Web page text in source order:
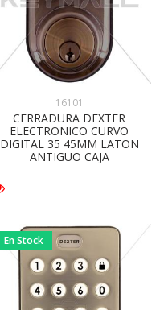
16101
CERRADURA DEXTER
ELECTRONICO CURVO
DIGITAL 35 45MM LATON
ANTIGUO CAJA
En Stock